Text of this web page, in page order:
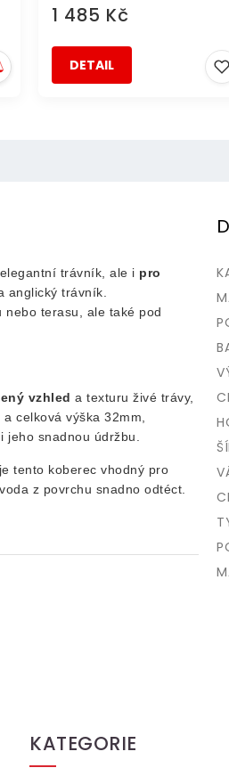
1 485 Kč
DETAIL
trávník, ale i pro
anglický trávník.
terasu, ale také pod
vzhled a texturu živé trávy,
a celková výška 32mm,
snadnou údržbu.
tento koberec vhodný pro
z povrchu snadno odtéct.
KATEGORIE